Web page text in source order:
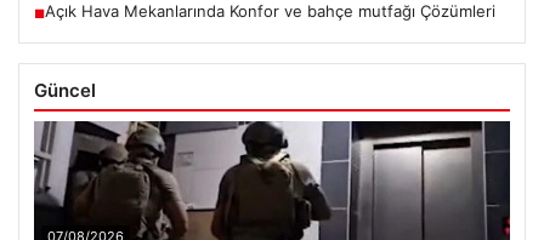
■Açık Hava Mekanlarında Konfor ve bahçe mutfağı Çözümleri
Güncel